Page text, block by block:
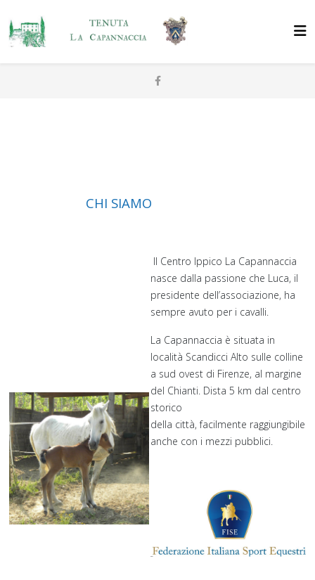
CHI SIAMO
Il Centro Ippico La Capannaccia
nasce dalla passione che Luca, il
presidente dell’associazione, ha
sempre avuto per i cavalli.
La Capannaccia è situata in
località Scandicci Alto sulle colline
a sud ovest di Firenze, al margine
del Chianti. Dista 5 km dal centro
storico
della città, facilmente raggiungibile
anche con i mezzi pubblici.